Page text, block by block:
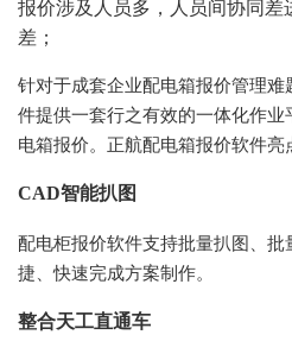
报价涉及人员多，人员间协同差
差；
针对于成套企业配电箱报价管理
件提供一套行之有效的一体化作
电箱报价。正航配电箱报价软件亮
CAD智能扒图
配电柜报价软件支持批量扒图、批
捷、快速完成方案制作。
整合天工直通车